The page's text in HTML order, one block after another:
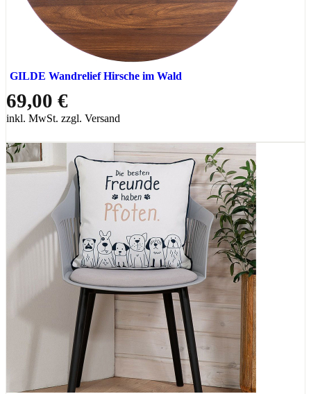
GILDE Wandrelief Hirsche im Wald
69,00 €
inkl. MwSt. zzgl. Versand